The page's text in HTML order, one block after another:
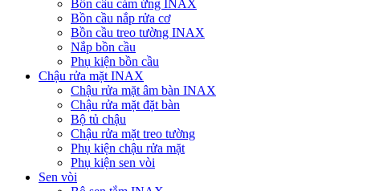
Bồn cầu cảm ứng INAX
Bồn cầu nắp rửa cơ
Bồn cầu treo tường INAX
Nắp bồn cầu
Phụ kiện bồn cầu
Chậu rửa mặt INAX
Chậu rửa mặt âm bàn INAX
Chậu rửa mặt đặt bàn
Bộ tủ chậu
Chậu rửa mặt treo tường
Phụ kiện chậu rửa mặt
Phụ kiện sen vòi
Sen vòi